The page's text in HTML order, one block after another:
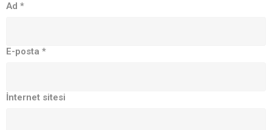
Ad *
E-posta *
İnternet sitesi